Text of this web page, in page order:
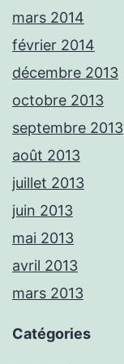
mars 2014
février 2014
décembre 2013
octobre 2013
septembre 2013
août 2013
juillet 2013
juin 2013
mai 2013
avril 2013
mars 2013
Catégories